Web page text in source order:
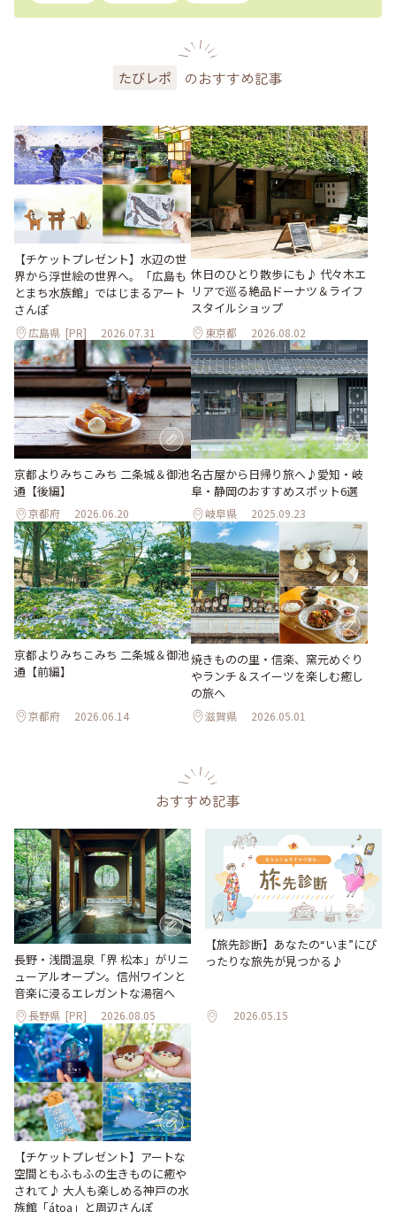
たびレポ のおすすめ記事
【チケットプレゼント】水辺の世
界から浮世絵の世界へ。「広島も
とまち水族館」ではじまるアート
さんぽ
広島県 [PR] 2026.07.31
休日のひとり散歩にも♪ 代々木エ
リアで巡る絶品ドーナツ＆ライフ
スタイルショップ
東京都 2026.08.02
京都よりみちこみち 二条城＆御池
通【後編】
京都府 2026.06.20
名古屋から日帰り旅へ♪愛知・岐
阜・静岡のおすすめスポット6選
岐阜県 2025.09.23
京都よりみちこみち 二条城＆御池
通【前編】
京都府 2026.06.14
焼きものの里・信楽、窯元めぐり
やランチ＆スイーツを楽しむ癒し
の旅へ
滋賀県 2026.05.01
おすすめ記事
長野・浅間温泉「界 松本」がリニ
ューアルオープン。信州ワインと
音楽に浸るエレガントな湯宿へ
長野県 [PR] 2026.08.05
【旅先診断】あなたの“いま”にぴ
ったりな旅先が見つかる♪
2026.05.15
【チケットプレゼント】アートな
空間ともふもふの生きものに癒や
されて♪ 大人も楽しめる神戸の水
族館「átoa」と周辺さんぽ